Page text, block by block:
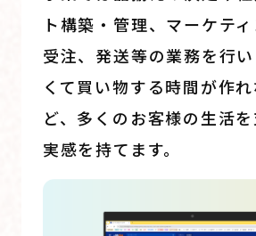
ト構築・管理、マーケティ
受注、発送等の業務を行
くて買い物する時間が作
ど、多くのお客様の生活
実感を持てます。